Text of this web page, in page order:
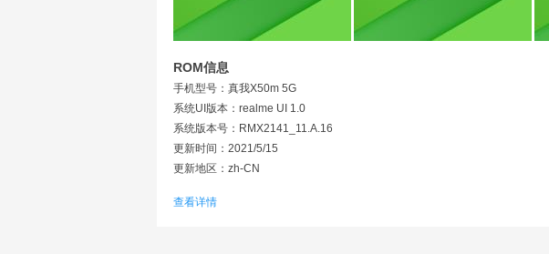
ROM信息
手机型号：真我X50m 5G
系统UI版本：realme UI 1.0
系统版本号：RMX2141_11.A.16
更新时间：2021/5/15
更新地区：zh-CN
刷机包类型：OZIP卡刷包
查看详情